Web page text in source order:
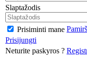
Slaptažodis
Prisiminti mane
Prisijungti
Neturite paskyros ?